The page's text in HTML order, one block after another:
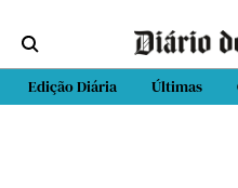
Edição Diária Últimas